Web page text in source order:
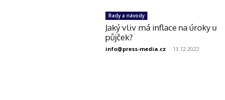
Rady a návody
Jaký vliv má inflace na úroky u
půjček?
info@press-media.cz - 13.12.2022